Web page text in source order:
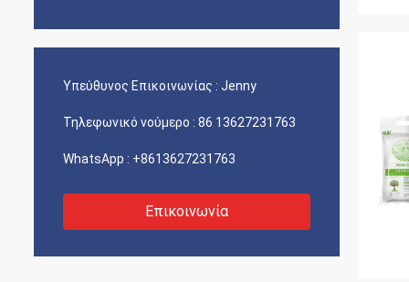
Υπεύθυνος Επικοινωνίας : Jenny
Τηλεφωνικό νούμερο : 86 13627231763
WhatsApp : +8613627231763
Επικοινωνία